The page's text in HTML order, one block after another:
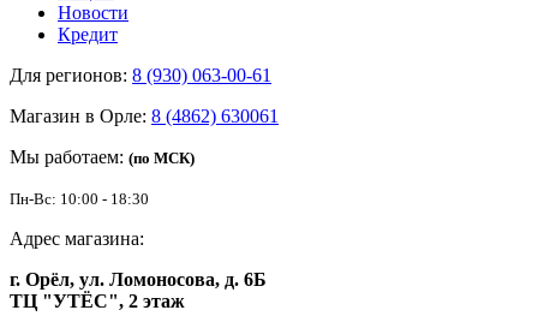
Новости
Кредит
Для регионов: 8 (930) 063-00-61
Магазин в Орле: 8 (4862) 630061
Мы работаем: (по МСК)
Пн-Вс: 10:00 - 18:30
Адрес магазина:
г. Орёл, ул. Ломоносова, д. 6Б
ТЦ "УТЁС", 2 этаж